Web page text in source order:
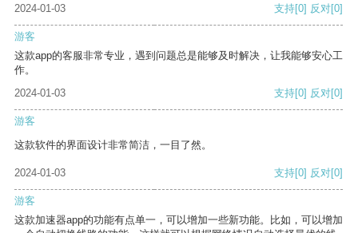
2024-01-03 支持[0] 反对[0]
游客
这款app的客服非常专业，遇到问题总是能够及时解决，让我能够安心工
作。
2024-01-03
支持[0] 反对[0]
游客
这款软件的界面设计非常简洁，一目了然。
2024-01-03 支持[0] 反对[0]
游客
这款加速器app的功能有点单一，可以增加一些新功能。比如，可以增加